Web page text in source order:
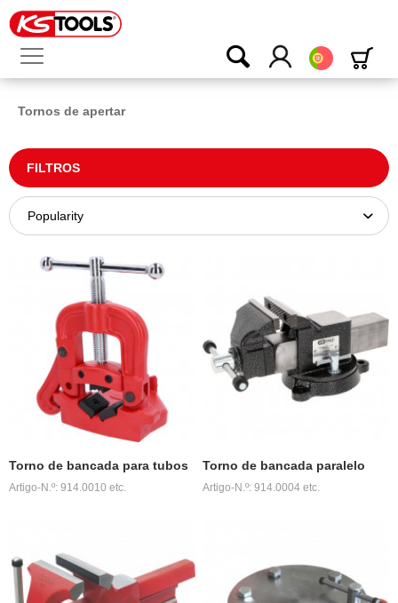
Português
Tornos de apertar
FILTROS
Torno de bancada para tubos
Artigo-N.º: 914.0010 etc.
Torno de bancada paralelo
Artigo-N.º: 914.0004 etc.